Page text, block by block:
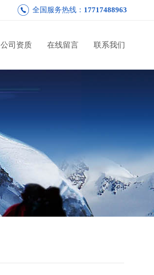
全国服务热线： 17717488963
公司资质 在线留言 联系我们